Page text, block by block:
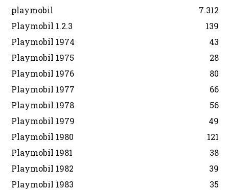
playmobil
7.312
Playmobil 1.2.3
139
Playmobil 1974
43
Playmobil 1975
28
Playmobil 1976
80
Playmobil 1977
66
Playmobil 1978
56
Playmobil 1979
49
Playmobil 1980
121
Playmobil 1981
38
Playmobil 1982
39
Playmobil 1983
35